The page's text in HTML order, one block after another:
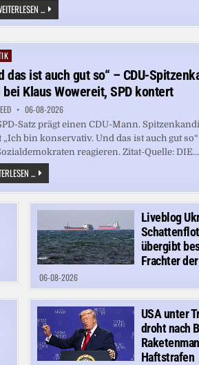
... DEUTLICH
MEHR
BADETOTE
DEUTSCHLAND
das ist auch gut so“ – CDU-
bei Klaus Wowereit, SPD kontert
06-08-2026
Satz prägt einen CDU-Mann.
„Ich bin konservativ. Und das ist auch gut
reagieren. Zitat-Quelle: DIE...
... „UND
DAS
IST
GUT
CDU-
SPITZENKANDIDAT
BEDIENT
SICH
KLAUS
WOWEREIT,
SPD
KONTERT
Liveblog
übergibt
Frachter
06-08-2026
USA unter
droht nach
Haftstrafen